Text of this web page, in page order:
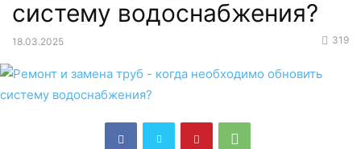
систему водоснабжения?
18.03.2025 319